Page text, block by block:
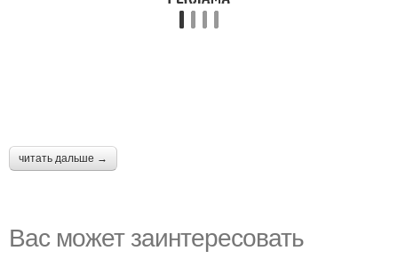
читать дальше →
Вас может заинтересовать